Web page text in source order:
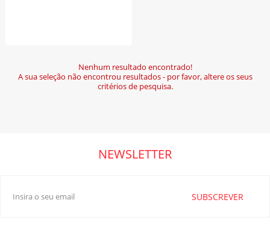
Nenhum resultado encontrado!
A sua seleção não encontrou resultados - por favor, altere os seus
critérios de pesquisa.
NEWSLETTER
SUBSCREVER